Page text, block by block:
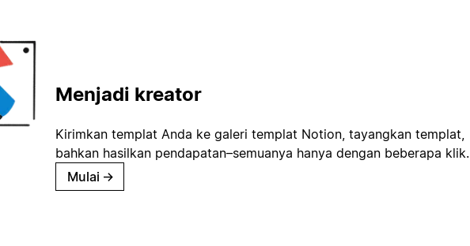
Menjadi kreator
Kirimkan templat Anda ke galeri templat Notion, tayangkan templat,
bahkan hasilkan pendapatan–semuanya hanya dengan beberapa klik.
Mulai →